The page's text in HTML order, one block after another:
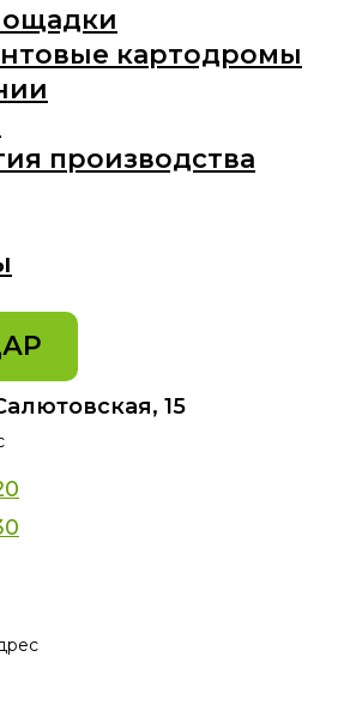
картодромы
производства
15